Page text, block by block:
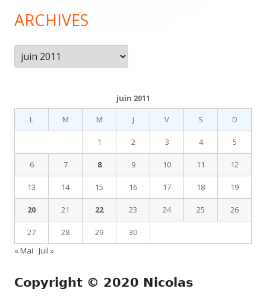
page
ARCHIVES
Archives
juin 2011
L
M M J V S D
1 2 3 4 5
6 7 8 9 10 11 12
13 14 15 16 17 18 19
20 21 22 23 24 25 26
27 28 29
30
« Mai Juil »
Copyright © 2020 Nicolas